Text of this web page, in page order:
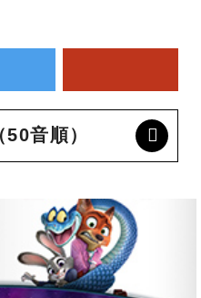
50音順）